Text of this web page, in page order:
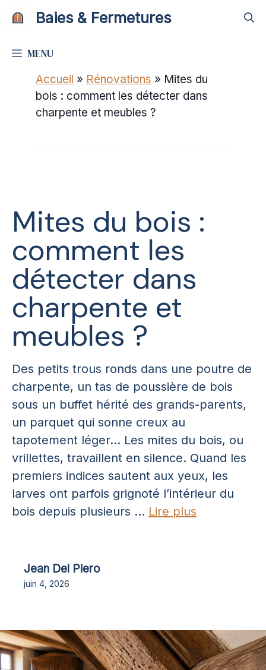
Baies & Fermetures
MENU
Accueil » Rénovations » Mites du
bois : comment les détecter dans
charpente et meubles ?
Mites du bois :
comment les
détecter dans
charpente et
meubles ?
Des petits trous ronds dans une poutre de
charpente, un tas de poussière de bois
sous un buffet hérité des grands-parents,
un parquet qui sonne creux au
tapotement léger… Les mites du bois, ou
vrillettes, travaillent en silence. Quand les
premiers indices sautent aux yeux, les
larves ont parfois grignoté l’intérieur du
bois depuis plusieurs ... Lire plus
Jean Del Piero
juin 4, 2026